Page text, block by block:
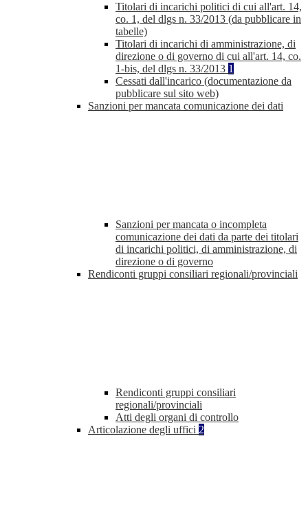
Titolari di incarichi politici di cui all'art. 14,
co. 1, del dlgs n. 33/2013 (da pubblicare in
tabelle)
Titolari di incarichi di amministrazione, di
direzione o di governo di cui all'art. 14, co.
1-bis, del dlgs n. 33/2013 1
Cessati dall'incarico (documentazione da
pubblicare sul sito web)
Sanzioni per mancata comunicazione dei dati
Sanzioni per mancata o incompleta
comunicazione dei dati da parte dei titolari
di incarichi politici, di amministrazione, di
direzione o di governo
Rendiconti gruppi consiliari regionali/provinciali
Rendiconti gruppi consiliari
regionali/provinciali
Atti degli organi di controllo
Articolazione degli uffici 2